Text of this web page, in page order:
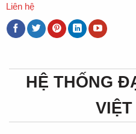
Liên hệ
HỆ THỐNG